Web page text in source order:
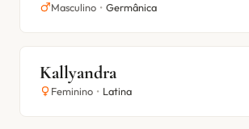
Masculino • Germânica
Kallyandra
Feminino • Latina